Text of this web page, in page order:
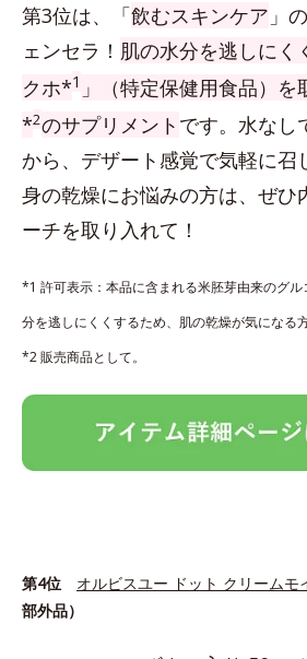
第3位は、「飲むスキンケア 」
ェンセラ！ 肌の水分を逃しにく
クホ*1 」（特定保健用食品）
*2のサプリメント です。水なし
から、デザート感覚で気軽に召
身の乾燥にお悩みの方は、ぜひ
ーチを取り入れて！
*1 許可表示：本品に含まれる米胚芽由来のグ
分を逃しにくくするため、肌の乾燥が気になる
*2 販売商品として。
第4位 オルビスユー ドット クリームモ
部外品）